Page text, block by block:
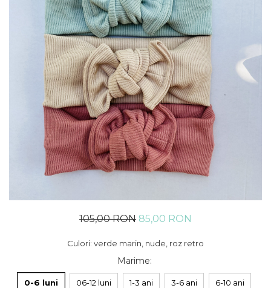
105,00 RON 85,00 RON
Culori: verde marin, nude, roz retro
Marime:
0-6 luni 06-12 luni 1-3 ani 3-6 ani 6-10 ani